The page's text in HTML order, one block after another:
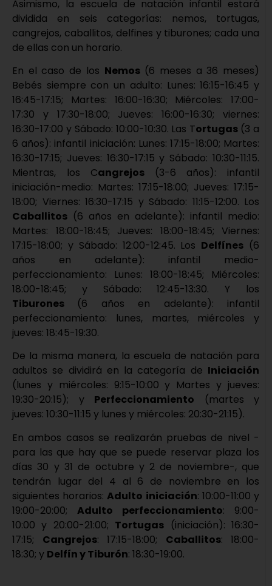
Asimismo, la escuela de natación infantil estará
dividida en seis categorías: nemos, tortugas,
cangrejos, caballitos, delfines y tiburones; cada una
de ellas con un horario.
En el caso de los Nemos(6 meses a 36 meses)
Bebés siempre con un adulto: Lunes: 16:15-16:45 y
16:45-17:15; Martes: 16:00-16:30; Miércoles: 17:00-
17:30 y 17:30-18:00; Jueves: 16:00-16:30; viernes:
16:30-17:00 y Sábado: 10:00-10:30. Las Tortugas (3 a
6 años): infantil iniciación: Lunes: 17:15-18:00; Martes:
16:30-17:15; Jueves: 16:30-17:15 y Sábado: 10:30-11:15.
Mientras, los Cangrejos (3-6 años): infantil
iniciación-medio: Martes: 17:15-18:00; Jueves: 17:15-
18:00; Viernes: 16:30-17:15 y Sábado: 11:15-12:00. Los
Caballitos (6 años en adelante): infantil medio:
Martes: 18:00-18:45; Jueves: 18:00-18:45; Viernes:
17:15-18:00; y Sábado: 12:00-12:45. Los Delfínes (6
años en adelante): infantil medio-
perfeccionamiento: Lunes: 18:00-18:45; Miércoles:
18:00-18:45; y Sábado: 12:45-13:30. Y los
Tiburones (6 años en adelante): infantil
perfeccionamiento: lunes, martes, miércoles y
jueves: 18:45-19:30.
De la misma manera, la escuela de natación para
adultos se dividirá en la categoría de Iniciación
(lunes y miércoles: 9:15-10:00 y Martes y jueves:
19:30-20:15); y Perfeccionamiento (martes y
jueves: 10:30-11:15 y lunes y miércoles: 20:30-21:15).
En ambos casos se realizarán pruebas de nivel -
para las que hay que se puede reservar plaza los
días 30 y 31 de octubre y 2 de noviembre-, que
tendrán lugar del 4 al 6 de noviembre en los
siguientes horarios:Adulto iniciación: 10:00-11:00 y
19:00-20:00; Adulto perfeccionamiento: 9:00-
10:00 y 20:00-21:00; Tortugas (iniciación): 16:30-
17:15; Cangrejos: 17:15-18:00; Caballitos: 18:00-
18:30; y Delfín y Tiburón: 18:30-19:00.